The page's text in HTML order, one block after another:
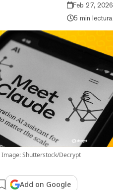
Feb 27, 2026
5 min lectura
Shutterstock/Decrypt
Add on Google